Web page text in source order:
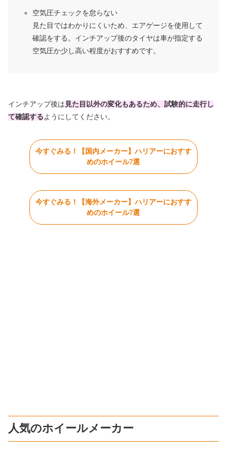
空気圧チェックを怠らない
見た目ではわかりにくいため、エアゲージを使用して
確認をする。インチアップ後のタイヤは車が指定する
空気圧か少し高い程度がおすすめです。
インチアップ後は 見た目以外の変化もあるため、試験的に走行し
て確認するようにしてください。
今すぐみる！【国内メーカー】ハリアーにおすす
めのホイール7選
今すぐみる！【海外メーカー】ハリアーにおすす
めのホイール7選
人気のホイールメーカー